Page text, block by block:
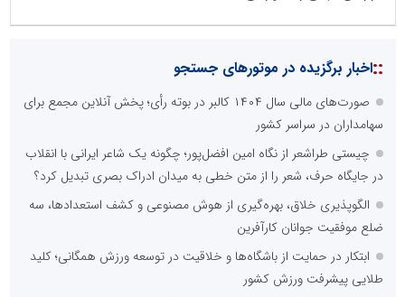
::اخبار برگزیده در موتورهای جستجو
صورت‌های مالی سال ۱۴۰۴ کالبر در بوته رأی؛ پخش آنلاین مجمع برای
سهامداران در سراسر کشور
چیستی طراشعر از نگاه امین افضل‌پور؛ چگونه یک شاعر ایرانی با انقلاب
در جایگاه حرف، شعر را از متن خطی به میدان ادراک بصری تبدیل کرد؟
الگوپذیری خلاق، بهره‌گیری از هوش مصنوعی و کشف استعدادها، سه
ضلع موفقیت جوانان کارآفرین
ابتکار در حمایت از باشگاه‌ها و خلاقیت در توسعه ورزش همگانی؛ کلید
طلایی پیشرفت ورزش کشور